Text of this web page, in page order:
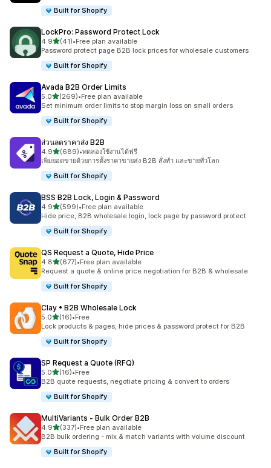
Built for Shopify
LockPro: Password Protect Lock
4.9เต็ม 5 ดาว
(41)
ทั้งหมด 41 รีวิว
•Free plan available
Password protect page B2B lock prices for wholesale customers
Built for Shopify
Avada B2B Order Limits
5.0เต็ม 5 ดาว
(269)
ทั้งหมด 269 รีวิว
•Free plan available
Set minimum order limits to stop margin loss on small orders
Built for Shopify
ส่วนลดราคาส่ง B2B
4.9เต็ม 5 ดาว
(689)
ทั้งหมด 689 รีวิว
•ทดลองใช้งานได้ฟรี
เพิ่มยอดขายด้วยการตั้งราคาขายส่ง B2B สั่งทำ และขายทั่วโลก
Built for Shopify
BSS B2B Lock, Login & Password
4.9เต็ม 5 ดาว
(599)
ทั้งหมด 599 รีวิว
•Free plan available
Hide price, B2B wholesale login, lock page by password protect
Built for Shopify
QS Request a Quote, Hide Price
4.8เต็ม 5 ดาว
(677)
ทั้งหมด 677 รีวิว
•Free plan available
Request a quote & online price negotiation for B2B & wholesale
Built for Shopify
Clay • B2B Wholesale Lock
5.0เต็ม 5 ดาว
(16)
ทั้งหมด 16 รีวิว
•Free
Lock products & pages, hide prices & password protect for B2B
Built for Shopify
SP Request a Quote (RFQ)
5.0เต็ม 5 ดาว
(16)
ทั้งหมด 16 รีวิว
•Free
B2B quote requests, negotiate pricing & convert to orders
Built for Shopify
MultiVariants ‑ Bulk Order B2B
4.9เต็ม 5 ดาว
(337)
ทั้งหมด 337 รีวิว
•Free plan available
B2B bulk ordering - mix & match variants with volume discount
Built for Shopify